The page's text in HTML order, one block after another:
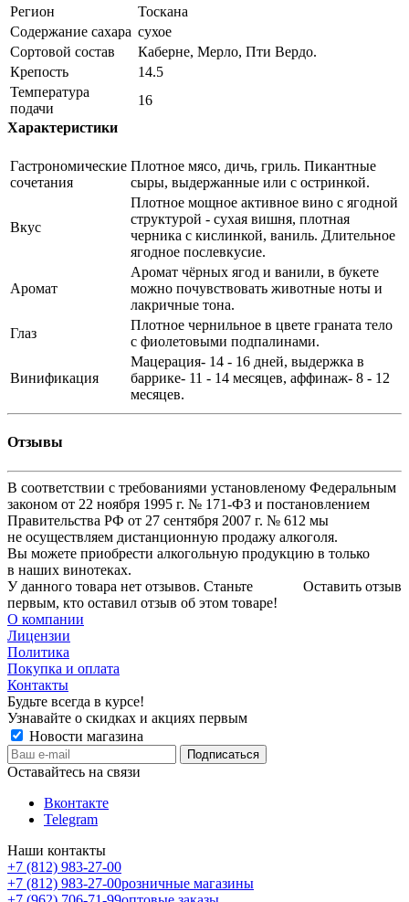
Регион
Тоскана
Содержание сахара сухое
Сортовой состав
Каберне, Мерло, Пти Вердо.
Крепость
14.5
Температура
подачи
16
Характеристики
Гастрономические
сочетания
Плотное мясо, дичь, гриль. Пикантные
сыры, выдержанные или с остринкой.
Вкус
Плотное мощное активное вино с ягодной
структурой - сухая вишня, плотная
черника с кислинкой, ваниль. Длительное
ягодное послевкусие.
Аромат
Аромат чёрных ягод и ванили, в букете
можно почувствовать животные ноты и
лакричные тона.
Глаз
Плотное чернильное в цвете граната тело
с фиолетовыми подпалинами.
Винификация
Мацерация- 14 - 16 дней, выдержка в
баррике- 11 - 14 месяцев, аффинаж- 8 - 12
месяцев.
Отзывы
В соответствии с требованиями установленому Федеральным
законом от 22 ноября 1995 г. № 171-ФЗ и постановлением
Правительства РФ от 27 сентября 2007 г. № 612 мы
не осуществляем дистанционную продажу алкоголя.
Вы можете приобрести алкогольную продукцию в только
в наших винотеках.
Оставить отзыв
У данного товара нет отзывов. Станьте
первым, кто оставил отзыв об этом товаре!
О компании
Лицензии
Политика
Покупка и оплата
Контакты
Будьте всегда в курсе!
Узнавайте о скидках и акциях первым
Новости магазина
Оставайтесь на связи
Вконтакте
Telegram
Наши контакты
+7 (812) 983-27-00
+7 (812) 983-27-00розничные магазины